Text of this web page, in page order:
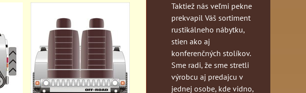
Taktiež nás veľmi pekne
prekvapil Váš sortiment
rustikálneho nábytku,
stien ako aj
konferenčných stolíkov.
Sme radi, že sme stretli
výrobcu aj predajcu v
jednej osobe, kde vidno,